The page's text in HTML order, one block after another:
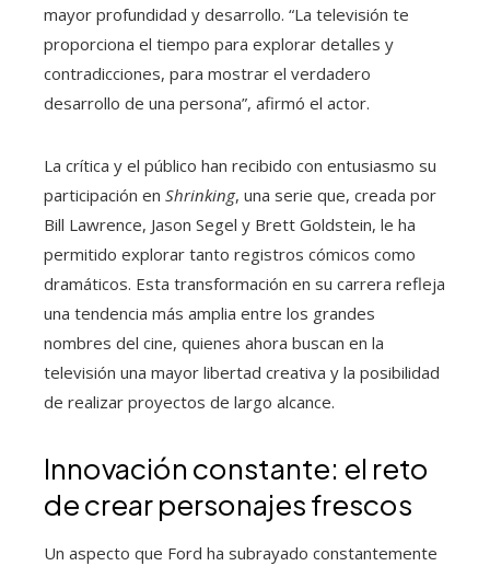
mayor profundidad y desarrollo. “La televisión te
proporciona el tiempo para explorar detalles y
contradicciones, para mostrar el verdadero
desarrollo de una persona”, afirmó el actor.
La crítica y el público han recibido con entusiasmo su
participación en Shrinking, una serie que, creada por
Bill Lawrence, Jason Segel y Brett Goldstein, le ha
permitido explorar tanto registros cómicos como
dramáticos. Esta transformación en su carrera refleja
una tendencia más amplia entre los grandes
nombres del cine, quienes ahora buscan en la
televisión una mayor libertad creativa y la posibilidad
de realizar proyectos de largo alcance.
Innovación constante: el reto
de crear personajes frescos
Un aspecto que Ford ha subrayado constantemente